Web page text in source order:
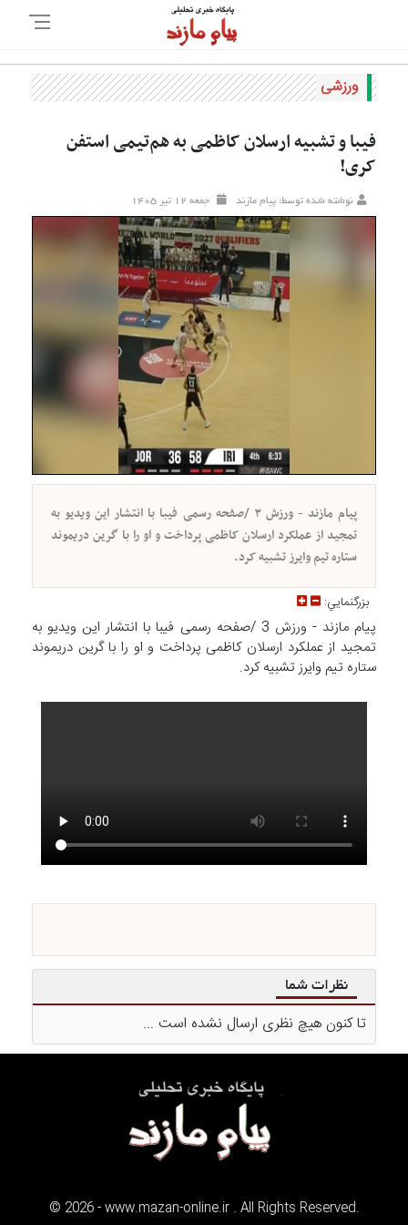
ورزشی
فیبا و تشبیه ارسلان کاظمی به هم‌تیمی استفن
کری!
نوشته شده توسط: پیام مازند جمعه ۱۲ تير ۱۴۰۵
پیام مازند - ورزش ۳ /صفحه رسمی فیبا با انتشار این ویدیو به
تمجید از عملکرد ارسلان کاظمی پرداخت و او را با گرین دریموند
ستاره تیم وایرز تشبیه کرد.
بزرگنمايي:
پیام مازند - ورزش 3 /صفحه رسمی فیبا با انتشار این ویدیو به
تمجید از عملکرد ارسلان کاظمی پرداخت و او را با گرین دریموند
ستاره تیم وایرز تشبیه کرد.
نظرات شما
تا کنون هیچ نظری ارسال نشده است ...
© 2026- www.mazan-online.ir . All Rights Reserved.